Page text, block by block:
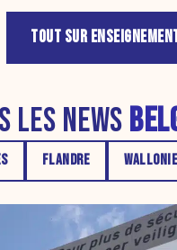
TOUT SUR
LES NEWS
FLANDRE WALLONIE